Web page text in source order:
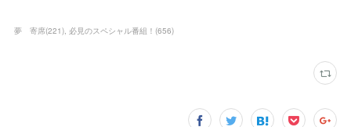
夢 寄席(221) 必見のスペシャル番組！ (656)